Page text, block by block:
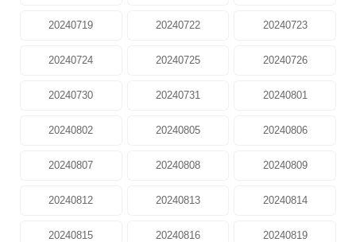
20240719 20240722 20240723
20240724 20240725 20240726
20240730 20240731 20240801
20240802 20240805 20240806
20240807 20240808 20240809
20240812 20240813 20240814
20240815 20240816 20240819